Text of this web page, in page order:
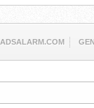
ADSALARM.COM